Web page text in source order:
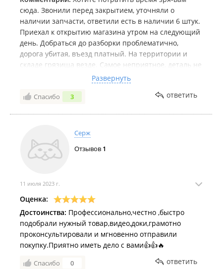
сюда. Звонили перед закрытием, уточняли о
наличии запчасти, ответили есть в наличии 6 штук.
Приехал к открытию магазина утром на следующий
день. Добраться до разборки проблематично,
дорога убитая, въезд платный. На территории и
складе грязища везде. Самое неприятное, деталь не
нашли! Из 6 обещанных - нет. В итоге потраченное
время, без запчасти, обули за въезд. Ощущение
неприятное, работникам наплевать на имидж, свое
Развернуть
Спасибо 3 ответить
Серж
Отзывов 1
11 июля 2023 г.
Оценка:
Достоинства: Профессионально,честно ,быстро
подобрали нужный товар,видео,доки,грамотно
проконсультировали и мгновенно отправили
покупку.Приятно иметь дело с вами👍👍🔥
Спасибо 0 ответить